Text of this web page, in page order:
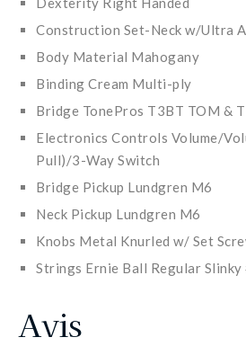
Construction Set-Neck w/Ultra
Body Material Mahogany
Binding Cream Multi-ply
Bridge TonePros T3BT TOM &
Electronics Controls Volume/
Pull)/3-Way Switch
Bridge Pickup Lundgren M6
Neck Pickup Lundgren M6
Knobs Metal Knurled w/ Set
Strings Ernie Ball Regular
Avis